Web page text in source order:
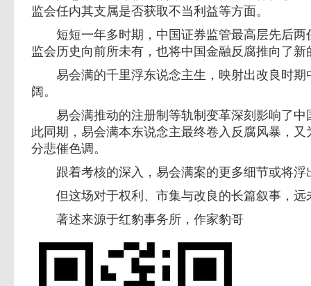
监会任内其支属是否获取不当利益等方面。
短短一年多时期，中国证券监管最高层先后两
监会历史向前所未有，也将中国金融反腐推向了新
易会满的千里浮东说念主生，映射出改良时期
阔。
易会满推动的注册制等轨制变革深刻影响了中
此同期，易会满本东说念主最终卷入反腐风暴，
分悲催色调。
跟着考核的深入，易会满案的更多细节或将浮
但这场对于权利、市集与改良的长篇叙事，远
著述来源于红豹事务所，作家豹哥